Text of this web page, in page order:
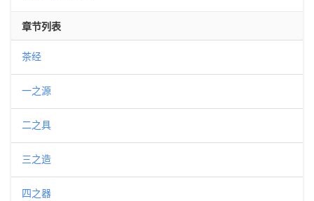
章节列表
茶经
一之源
二之具
三之造
四之器